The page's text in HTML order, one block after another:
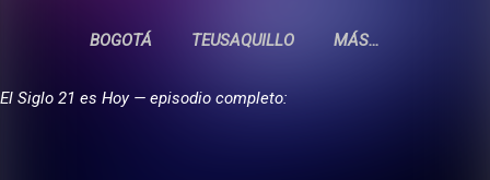
BOGOTÁ TEUSAQUILLO MÁS…
El Siglo 21 es Hoy — episodio completo: